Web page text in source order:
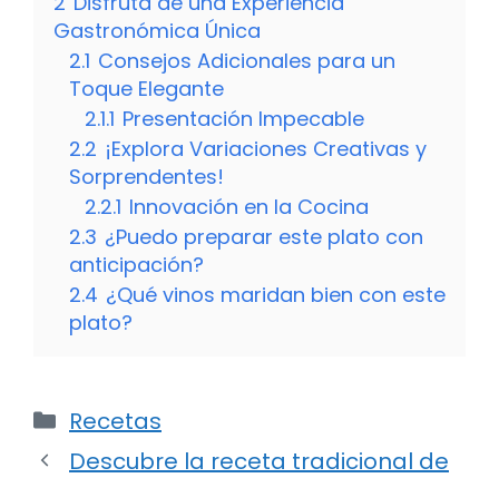
Gastronómica Única
2.1 Consejos Adicionales para un
Toque Elegante
2.1.1 Presentación Impecable
2.2 ¡Explora Variaciones Creativas y
Sorprendentes!
2.2.1 Innovación en la Cocina
2.3 ¿Puedo preparar este plato con
anticipación?
2.4 ¿Qué vinos maridan bien con este
plato?
Categorías
Recetas
Descubre la receta tradicional de